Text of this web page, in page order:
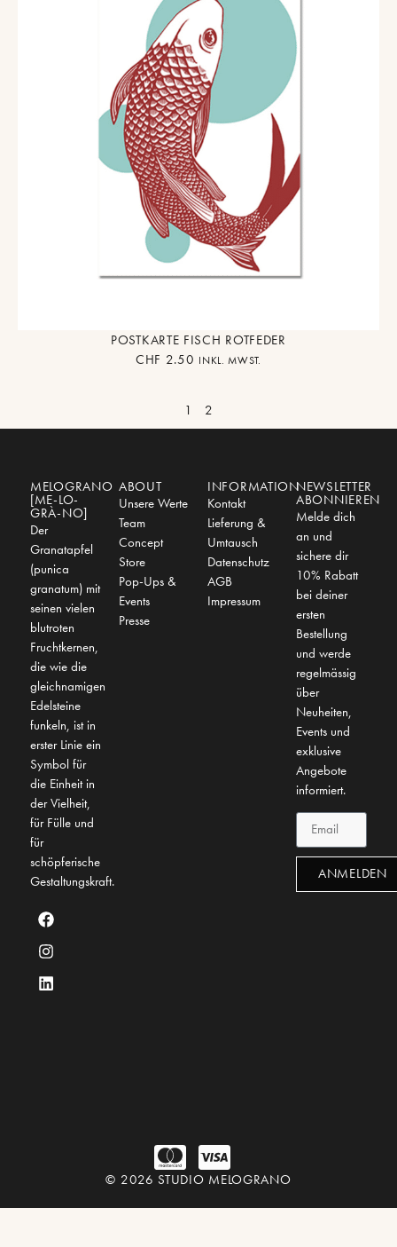
POSTKARTE FISCH ROTFEDER
CHF 2.50 INKL. MWST.
1 2
MELOGRANO
[ME-LO-
GRÀ-NO]
Der
Granatapfel
(punica
granatum) mit
seinen vielen
blutroten
Fruchtkernen,
die wie die
gleichnamigen
Edelsteine
funkeln, ist in
erster Linie ein
Symbol für
die Einheit in
der Vielheit,
für Fülle und
für
schöpferische
Gestaltungskraft.
ABOUT
Unsere Werte
Team
Concept
Store
Pop-Ups &
Events
Presse
INFORMATION
Kontakt
Lieferung &
Umtausch
Datenschutz
AGB
Impressum
NEWSLETTER
ABONNIEREN
Melde dich
an und
sichere dir
10% Rabatt
bei deiner
ersten
Bestellung
und werde
regelmässig
über
Neuheiten,
Events und
exklusive
Angebote
informiert.
ANMELDEN
© 2026 STUDIO MELOGRANO